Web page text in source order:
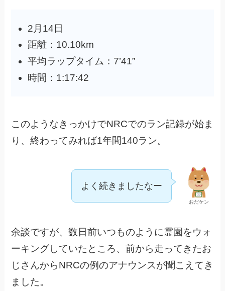
2月14日
距離：10.10km
平均ラップタイム：7’41”
時間：1:17:42
このようなきっかけでNRCでのラン記録が始ま
り、終わってみれば1年間140ラン。
おだケン
よく続きましたなー
余談ですが、数日前いつものように霊園をウォ
ーキングしていたところ、前から走ってきたお
じさんからNRCの例のアナウンスが聞こえてき
ました。